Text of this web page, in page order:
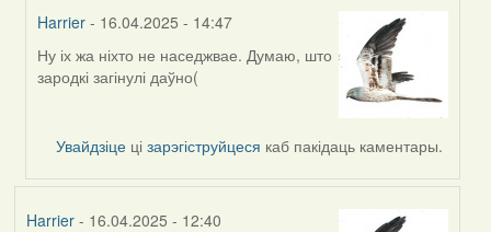
Harrier - 16.04.2025 - 14:47
In
reply
RobinZone
Ну іх жа ніхто не наседжвае. Думаю, што
зародкі загінулі даўно(
Увайдзіце цізарэгіструйцеся каб пакідаць каментары.
Harrier- 16.04.2025 - 12:40